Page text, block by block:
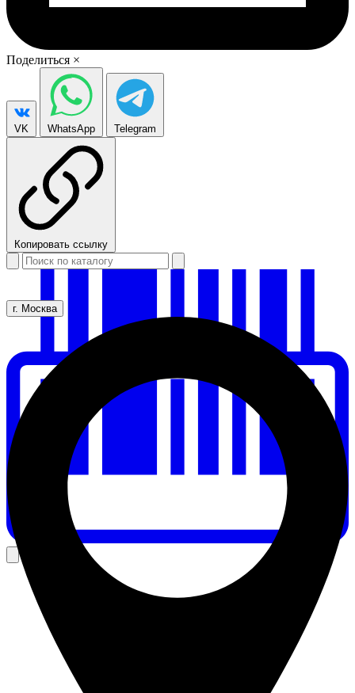
Поделиться ×
VK WhatsApp Telegram
Копировать ссылку